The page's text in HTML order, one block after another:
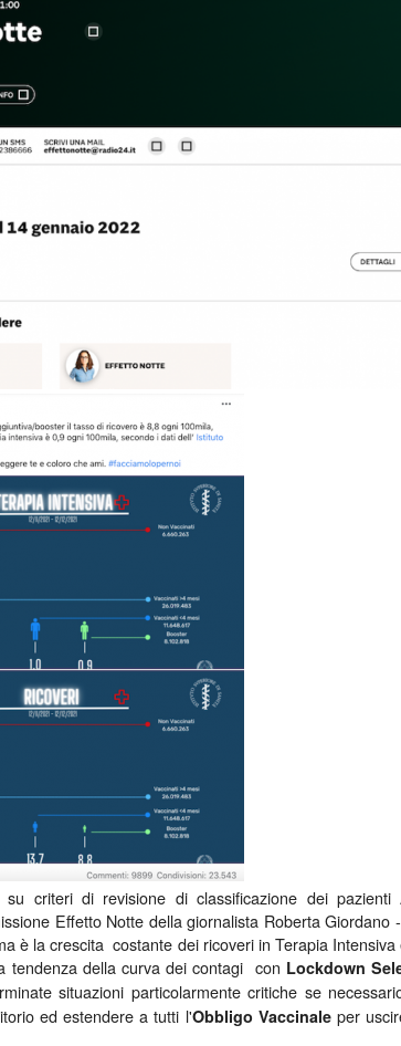
su criteri di revisione di classificazione dei
Effetto Notte della giornalista Roberta
è la crescita costante dei ricoveri in Terapia
tendenza della curva dei contagi con Lockdown
situazioni particolarmente critiche se
ed estendere a tutti l'Obbligo Vaccinaleper